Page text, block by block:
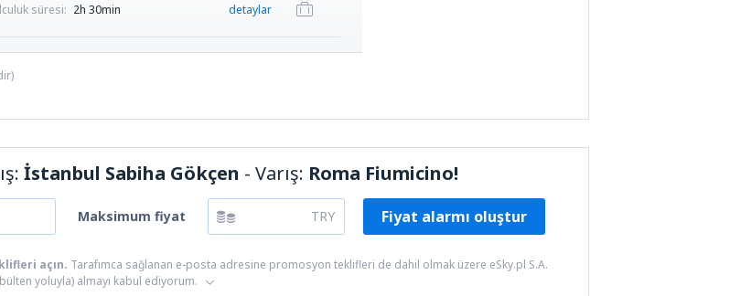
süresi: 2h 30min detaylar
İstanbul Sabiha Gökçen - Varış: Roma Fiumicino!
Maksimum fiyat TRY Fiyat alarmı oluştur
açın. Tarafımca sağlanan e-posta adresine promosyon teklifleri de dahil olmak üzere eSky.pl S.A.
yoluyla) almayı kabul ediyorum.